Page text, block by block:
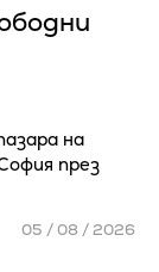
на
през
05 / 08 / 2026